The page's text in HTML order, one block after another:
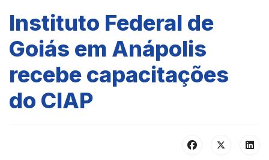
Instituto Federal de
Goiás em Anápolis
recebe capacitações
do CIAP